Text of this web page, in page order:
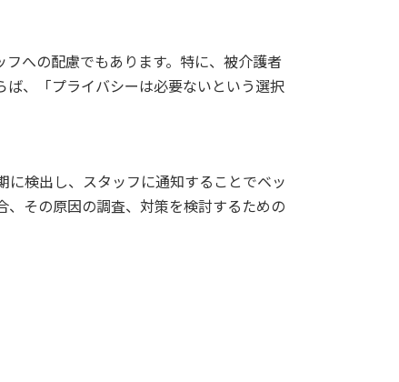
への配慮でもあります。特に、被介護者
、「プライバシーは必要ないという選択
に検出し、スタッフに通知することでベッ
、その原因の調査、対策を検討するための